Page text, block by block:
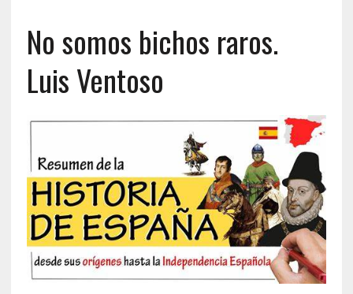
No somos bichos raros.
Luis Ventoso